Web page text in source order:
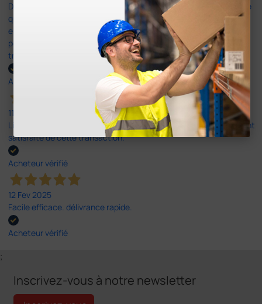
Doctorshop), car le livreur a laissé mon colis à un commerçant, ce
qu'il ne doit pas faire, et en plus, sans m'indiquer le commerçant
en question. Du coup j'ai dû me rendre dans divers commerces
pour retrouver mon colis. Ne prenez plus UPS comme
transporteur!
Acheteur vérifié
11 Mar 2025
Livraison rapide et conforme à ma commande. Je suis entièrement
satisfaite de cette transaction.
Acheteur vérifié
12 Fev 2025
Facile efficace. délivrance rapide.
Acheteur vérifié
;
Inscrivez-vous à notre newsletter